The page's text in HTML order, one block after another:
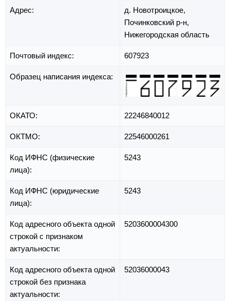
Адрес:
д. Новотроицкое,
Починковский р-н,
Нижегородская область
Почтовый индекс: 607923
Образец написания индекса:
ОКАТО: 22246840012
ОКТМО: 22546000261
Код ИФНС (физические
лица):
5243
Код ИФНС (юридические
лица):
5243
Код адресного объекта одной
строкой с признаком
актуальности:
5203600004300
Код адресного объекта одной
строкой без признака
актуальности:
52036000043